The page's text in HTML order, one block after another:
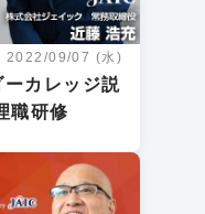
2022/09/07 (水)
ーカレッジ説
職研修